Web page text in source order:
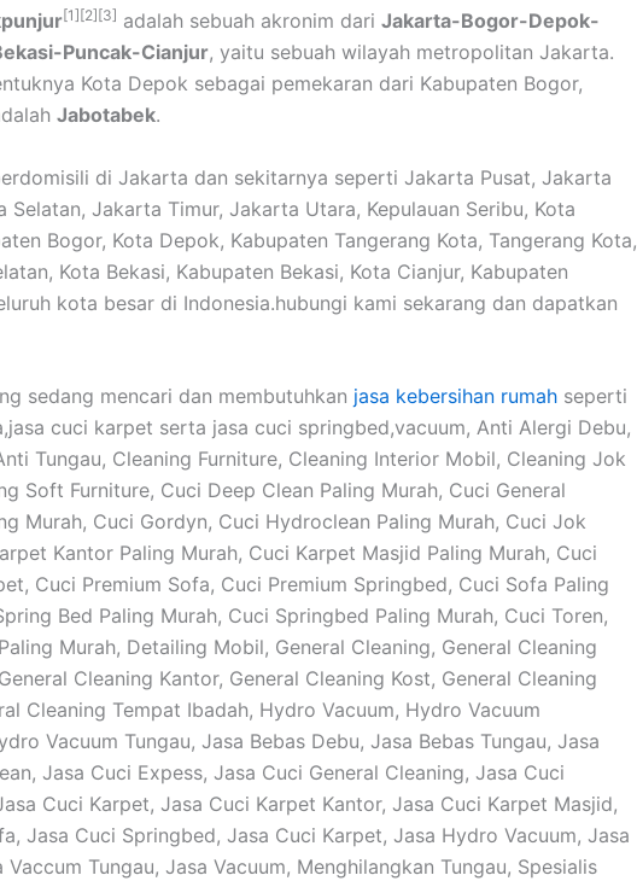
[1] [2] [3] adalah sebuah akronim dari Jakarta-Bogor-Depok-
Puncak-Cianjur, yaitu sebuah wilayah metropolitan Jakarta.
Kota Depok sebagai pemekaran dari Kabupaten Bogor,
Jabotabek.
di Jakarta dan sekitarnya seperti Jakarta Pusat, Jakarta
Selatan, Jakarta Timur, Jakarta Utara, Kepulauan Seribu, Kota
Bogor, Kota Depok, Kabupaten Tangerang Kota, Tangerang Kota,
Kota Bekasi, Kabupaten Bekasi, Kota Cianjur, Kabupaten
kota besar di Indonesia.hubungi kami sekarang dan dapatkan
sedang mencari dan membutuhkan jasa kebersihan rumah seperti
cuci karpet serta jasa cuci springbed,vacuum, Anti Alergi Debu,
Tungau, Cleaning Furniture, Cleaning Interior Mobil, Cleaning Jok
Soft Furniture, Cuci Deep Clean Paling Murah, Cuci General
Murah, Cuci Gordyn, Cuci Hydroclean Paling Murah, Cuci Jok
Kantor Paling Murah, Cuci Karpet Masjid Paling Murah, Cuci
Cuci Premium Sofa, Cuci Premium Springbed, Cuci Sofa Paling
Bed Paling Murah, Cuci Springbed Paling Murah, Cuci Toren,
Murah, Detailing Mobil, General Cleaning, General Cleaning
Cleaning Kantor, General Cleaning Kost, General Cleaning
Cleaning Tempat Ibadah, Hydro Vacuum, Hydro Vacuum
Vacuum Tungau, Jasa Bebas Debu, Jasa Bebas Tungau, Jasa
Jasa Cuci Expess, Jasa Cuci General Cleaning, Jasa Cuci
Cuci Karpet, Jasa Cuci Karpet Kantor, Jasa Cuci Karpet Masjid,
Jasa Cuci Springbed, Jasa Cuci Karpet, Jasa Hydro Vacuum, Jasa
Vaccum Tungau, Jasa Vacuum, Menghilangkan Tungau, Spesialis